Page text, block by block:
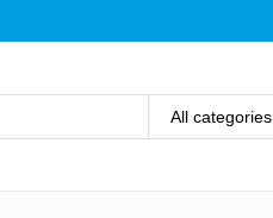
All categories